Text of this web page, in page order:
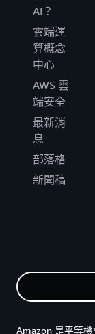
AI？
雲端運
算概念
中心
AWS 雲
端安全
最新消
息
部落格
新聞稿
Amazon 是平等